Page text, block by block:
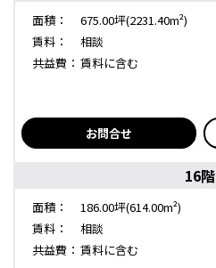
面積：
675.00坪(2231.40m²)
賃料：
相談
共益費： 賃料に含む
お問合せ
16階
面積：
186.00坪(614.00m²)
賃料：
相談
共益費： 賃料に含む